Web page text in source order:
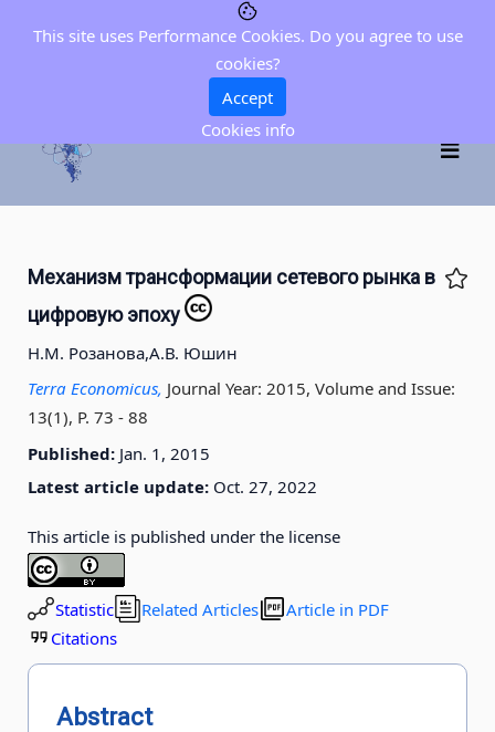
Механизм трансформации сетевого рынка в
цифровую эпоху
Н.М. Розанова,А.В. Юшин
Terra Economicus, Journal Year: 2015, Volume and Issue:
13(1), P. 73 - 88
Published: Jan. 1, 2015
Latest article update: Oct. 27, 2022
This article is published under the license
Statistic Related Articles
Article in PDF
Citations
Abstract
This site uses Performance Cookies. Do you agree to use
cookies?
Accept
Cookies info